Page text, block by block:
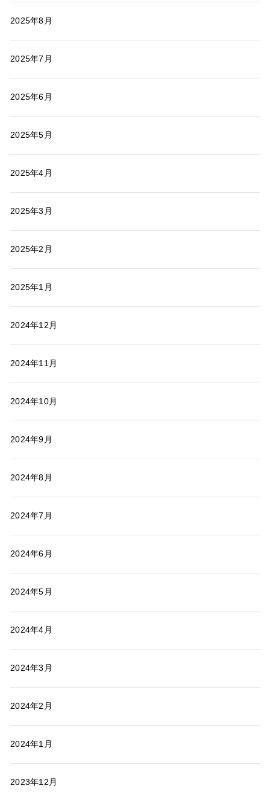
2025年8月
2025年7月
2025年6月
2025年5月
2025年4月
2025年3月
2025年2月
2025年1月
2024年12月
2024年11月
2024年10月
2024年9月
2024年8月
2024年7月
2024年6月
2024年5月
2024年4月
2024年3月
2024年2月
2024年1月
2023年12月